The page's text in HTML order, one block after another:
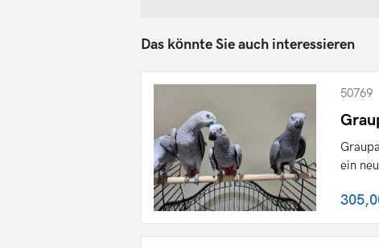
Das könnte Sie auch interessieren
50769
ein